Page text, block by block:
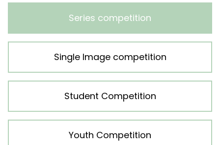
Series competition
Single Image competition
Student Competition
Youth Competition